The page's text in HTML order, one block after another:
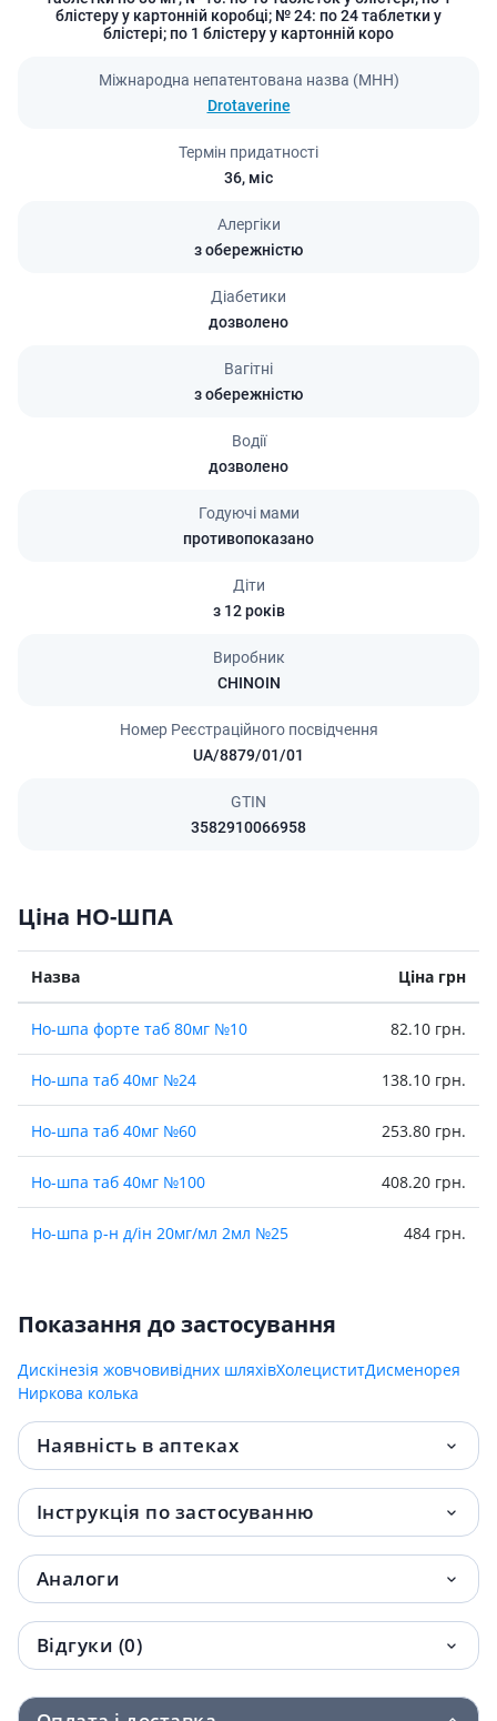
блістеру у картонній коробці; № 24: по 24 таблетки у
блістері; по 1 блістеру у картонній коро
Міжнародна непатентована назва (МНН)
Drotaverine
Термін придатності
36, міс
Алергіки
з обережністю
Діабетики
дозволено
Вагітні
з обережністю
Водії
дозволено
Годуючі мами
противопоказано
Діти
з 12 років
Виробник
CHINOIN
Номер Реєстраційного посвідчення
UA/8879/01/01
GTIN
3582910066958
Ціна НО-ШПА
Назва Ціна грн
Но-шпа форте таб 80мг №10 82.10 грн.
Но-шпа таб 40мг №24 138.10 грн.
Но-шпа таб 40мг №60 253.80 грн.
Но-шпа таб 40мг №100 408.20 грн.
Но-шпа р-н д/iн 20мг/мл 2мл №25 484 грн.
Показання до застосування
Дискінезія жовчовивідних шляхівХолециститДисменорея
Ниркова колька
Наявність в аптеках
Інструкція по застосуванню
Аналоги
Відгуки (0)